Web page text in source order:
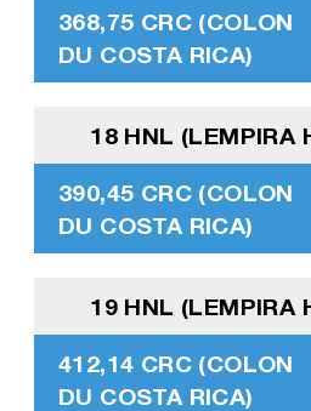
368,75 CRC (COLON
DU COSTA RICA)
18 HNL (LEMPIRA
390,45 CRC (COLON
DU COSTA RICA)
19 HNL (LEMPIRA
412,14 CRC (COLON
DU COSTA RICA)